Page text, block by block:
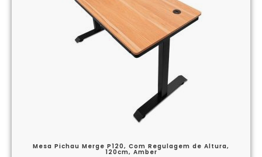
Mesa Pichau Merge P120, Com Regulagem de Altura,
120cm, Amber